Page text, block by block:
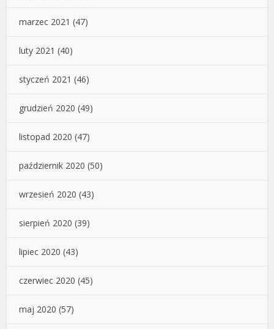
marzec 2021 (47)
luty 2021 (40)
styczeń 2021 (46)
grudzień 2020 (49)
listopad 2020 (47)
październik 2020 (50)
wrzesień 2020 (43)
sierpień 2020 (39)
lipiec 2020 (43)
czerwiec 2020 (45)
maj 2020 (57)